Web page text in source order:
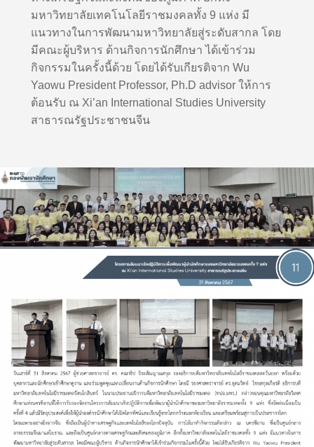
มหาวิทยาลัยเทคโนโลยีราชมงคลทั้ง 9 แห่ง มี
แนวทางในการพัฒนามหาวิทยาลัยสู่ระดับสากล โดย
มีคณะผู้บริหาร ด้านกิจการนักศึกษา ได้เข้าร่วม
กิจกรรมในครั้งนี้ด้วย โดยได้รับเกียรติจาก Wu
Yaowu President Professor, Ph.D advisor ให้การ
ต้อนรับ ณ Xi’an International Studies University
สาธารณรัฐประชาชนจีน